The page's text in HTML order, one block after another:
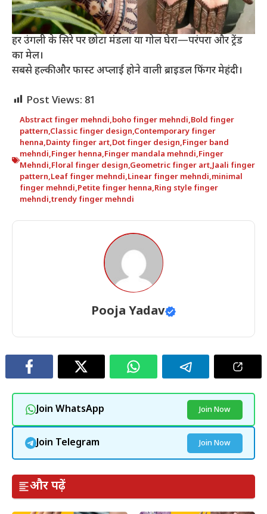
हर उंगली के सिरे पर छोटा मंडला या गोल घेरा—परंपरा और ट्रेंड
का मेल।
सबसे हल्की और फास्ट अप्लाई होने वाली ब्राइडल फिंगर मेहंदी।
Post Views: 81
Abstract finger mehndi,boho finger mehndi,Bold finger
pattern,Classic finger design,Contemporary finger
henna,Dainty finger art,Dot finger design,Finger band
mehndi,Finger henna,Finger mandala mehndi,Finger
Mehndi,Floral finger design,Geometric finger art,Jaali finger
pattern,Leaf finger mehndi,Linear finger mehndi,minimal
finger mehndi,Petite finger henna,Ring style finger
mehndi,trendy finger mehndi
Pooja Yadav
Join WhatsApp Join Now
Join Telegram Join Now
और पढ़ें